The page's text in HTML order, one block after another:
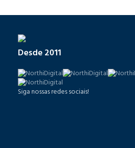
Desde 2011
Siga nossas redes sociais!